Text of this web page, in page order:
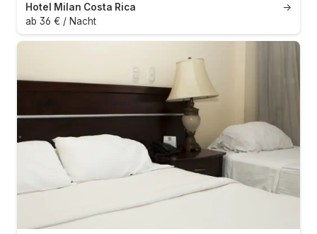
→
Hotel Milan Costa Rica
ab 36 € / Nacht